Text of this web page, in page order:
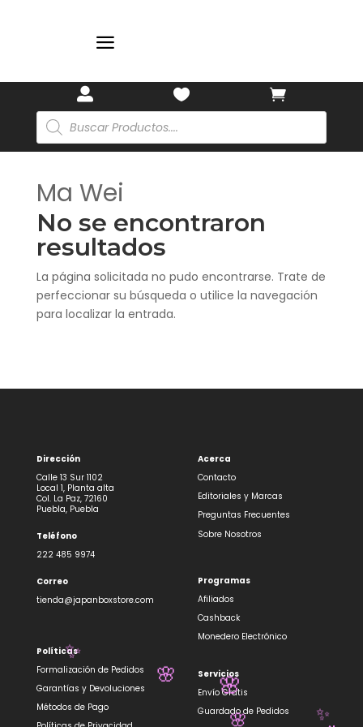
a
 

Búsqueda
de
productos
Ma Wei
No se encontraron
resultados
La página solicitada no pudo encontrarse. Trate de
perfeccionar su búsqueda o utilice la navegación
para localizar la entrada.
Dirección
Calle 13 Sur 1102
Local 1, Planta alta
Col. La Paz, 72160
Puebla, Puebla
Teléfono
222 485 9974
Correo
tienda@japanboxstore.com
Políticas
Formalización de Pedidos
Garantías y Devoluciones
Métodos de Pago
Acerca
Contacto
Editoriales y Marcas
Preguntas Frecuentes
Sobre Nosotros
Programas
Afiliados
Cashback
Monedero Electrónico
Servicios
Envío Gratis
Guardado de Pedidos
🌸 🌸
✨